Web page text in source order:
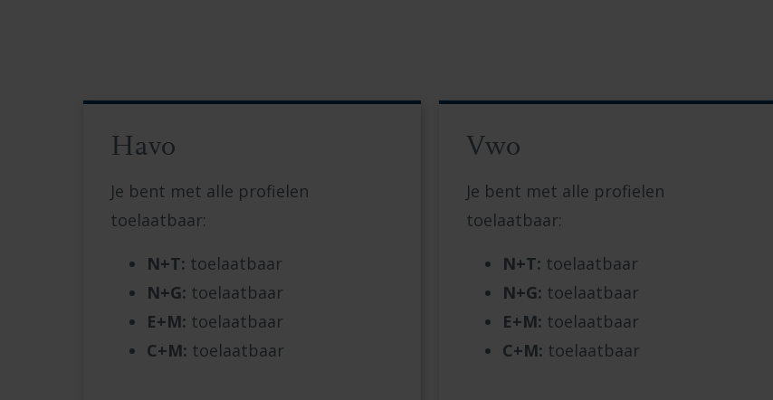
Havo
Je bent met alle profielen
toelaatbaar:
N+T: toelaatbaar
N+G: toelaatbaar
E+M: toelaatbaar
C+M: toelaatbaar
Vwo
Je bent met alle profielen
toelaatbaar:
N+T: toelaatbaar
N+G: toelaatbaar
E+M: toelaatbaar
C+M: toelaatbaar